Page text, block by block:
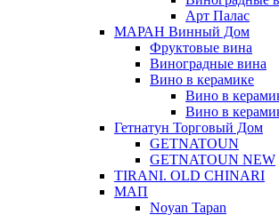
Арт Палас
МАРАН Винный Дом
Фруктовые вина
Виноградные вина
Вино в керамике
Вино в
Вино в
Гетнатун Торговый Дом
GETNATOUN
GETNATOUN NEW
TIRANI. OLD CHINARI
МАП
Noyan Tapan